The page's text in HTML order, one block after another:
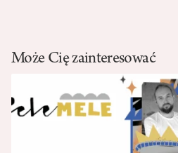
Może Cię zainteresować